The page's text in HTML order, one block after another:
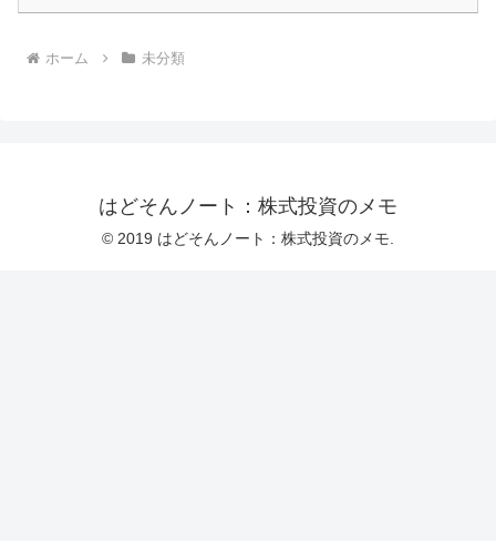
ホーム 未分類
はどそんノート：株式投資のメモ
© 2019 はどそんノート：株式投資のメモ.